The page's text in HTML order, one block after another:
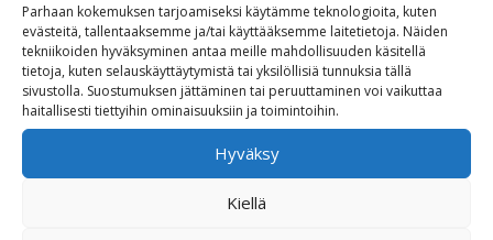
Parhaan kokemuksen tarjoamiseksi käytämme teknologioita, kuten
evästeitä, tallentaaksemme ja/tai käyttääksemme laitetietoja. Näiden
tekniikoiden hyväksyminen antaa meille mahdollisuuden käsitellä
tietoja, kuten selauskäyttäytymistä tai yksilöllisiä tunnuksia tällä
sivustolla. Suostumuksen jättäminen tai peruuttaminen voi vaikuttaa
haitallisesti tiettyihin ominaisuuksiin ja toimintoihin.
Hyväksy
Kiellä
TERMINAL PIN, #16-20
AWG (72169-07)
1,12€